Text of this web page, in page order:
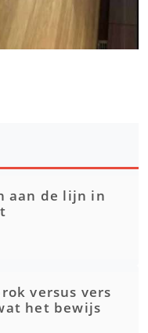
aan de lijn in
versus vers
het bewijs